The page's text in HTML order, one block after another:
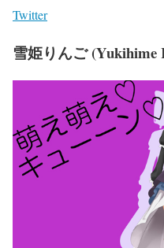
Twitter
雪姫りんご (Yukihime